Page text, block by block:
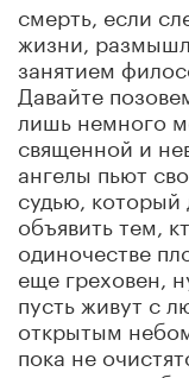
смерть, если
жизни,
занятием
Давайте
лишь немного
священной и
ангелы пьют
судью,
объявить тем,
одиночестве
еще греховен,
пусть живут с
открытым
пока не